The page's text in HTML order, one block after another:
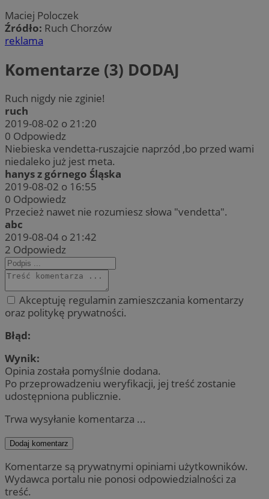
Maciej Poloczek
Źródło: Ruch Chorzów
reklama
Komentarze (3) DODAJ
Ruch nigdy nie zginie!
ruch
2019-08-02 o 21:20
0 Odpowiedz
Niebieska vendetta-ruszajcie naprzód ,bo przed wami
niedaleko już jest meta.
hanys z górnego Śląska
2019-08-02 o 16:55
0 Odpowiedz
Przecież nawet nie rozumiesz słowa "vendetta".
abc
2019-08-04 o 21:42
2 Odpowiedz
Akceptuję regulamin zamieszczania komentarzy
oraz politykę prywatności.
Błąd:
Wynik:
Opinia została pomyślnie dodana.
Po przeprowadzeniu weryfikacji, jej treść zostanie
udostępniona publicznie.
Trwa wysyłanie komentarza ...
Dodaj komentarz
Komentarze są prywatnymi opiniami użytkowników.
Wydawca portalu nie ponosi odpowiedzialności za
treść.